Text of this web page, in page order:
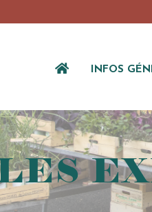
ACCUEILINFOS